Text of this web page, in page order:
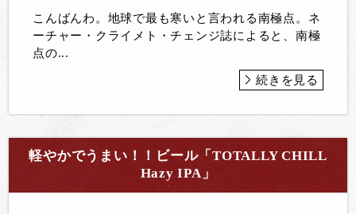
こんばんわ。地球で最も寒いと言われる南極点。ネ
ーチャー・クライメト・チェンジ誌によると、南極
点の...
続きを見る
軽やかでうまい！！ビール「TOTALLY CHILL
Hazy IPA」